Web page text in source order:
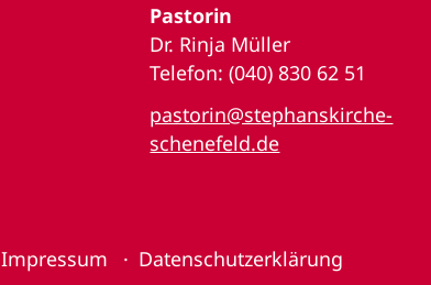
Pastorin
Dr. Rinja Müller
Telefon: (040) 830 62 51
pastorin@stephanskirche-
schenefeld.de
Impressum Datenschutzerklärung